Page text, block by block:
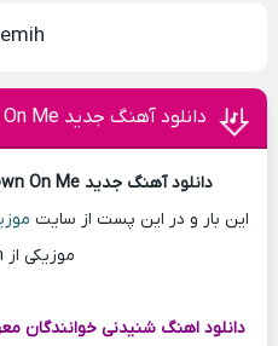
دانلود آهنگ جدید Down On Me از Jeremih
دانلود آهنگ جدید Down On Me از Jeremih موزیک خونه
این بار و در این پست از سایت
موزیکی از Jeremih
دانلود اهنگ شنیدنی خوانندگان